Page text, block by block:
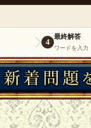
4
最終解答
ワードを入力